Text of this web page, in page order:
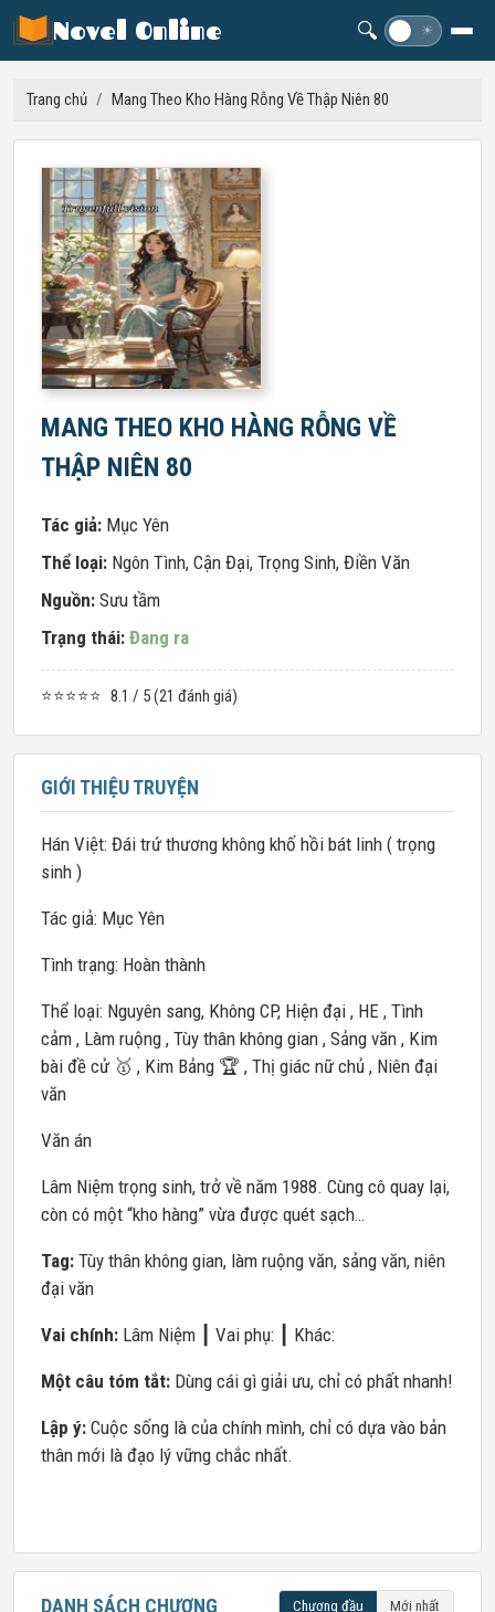
Novel Online 🔍 ☀
Trang chủ / Mang Theo Kho Hàng Rỗng Về Thập Niên 80
MANG THEO KHO HÀNG RỖNG VỀ
THẬP NIÊN 80
Tác giả: Mục Yên
Thể loại: Ngôn Tình, Cận Đại, Trọng Sinh, Điền Văn
Nguồn: Sưu tầm
Trạng thái: Đang ra
⭐⭐⭐⭐⭐ 8.1 / 5 (21 đánh giá)
GIỚI THIỆU TRUYỆN
Hán Việt: Đái trứ thương không khố hồi bát linh ( trọng
sinh )
Tác giả: Mục Yên
Tình trạng: Hoàn thành
Thể loại: Nguyên sang, Không CP, Hiện đại , HE , Tình
cảm , Làm ruộng , Tùy thân không gian , Sảng văn , Kim
bài đề cử 🥇 , Kim Bảng 🏆 , Thị giác nữ chủ , Niên đại
văn
Văn án
Lâm Niệm trọng sinh, trở về năm 1988. Cùng cô quay lại,
còn có một “kho hàng” vừa được quét sạch…
Tag: Tùy thân không gian, làm ruộng văn, sảng văn, niên
đại văn
Vai chính: Lâm Niệm ┃ Vai phụ: ┃ Khác:
Một câu tóm tắt: Dùng cái gì giải ưu, chỉ có phất nhanh!
Lập ý: Cuộc sống là của chính mình, chỉ có dựa vào bản
thân mới là đạo lý vững chắc nhất.
DANH SÁCH CHƯƠNG Chương đầu Mới nhất